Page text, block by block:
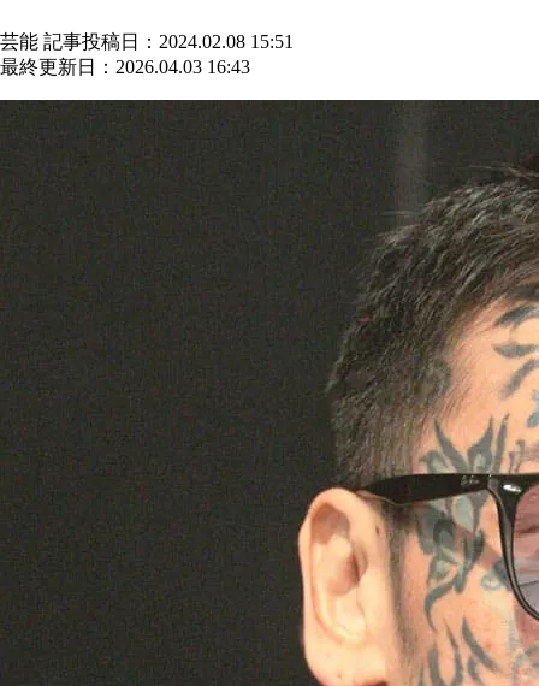
芸能 記事投稿日：2024.02.08 15:51
最終更新日：2026.04.03 16:43